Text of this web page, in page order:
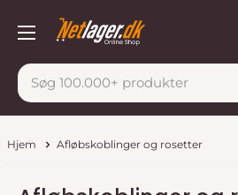
Netlager
Hjem Afløbskoblinger og rosetter